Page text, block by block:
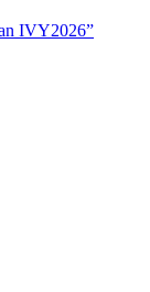
IVY2026”